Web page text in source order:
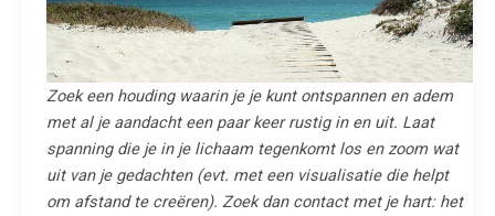
Zoek een houding waarin je je kunt ontspannen en adem
met al je aandacht een paar keer rustig in en uit. Laat
spanning die je in je lichaam tegenkomt los en zoom wat
uit van je gedachten (evt. met een visualisatie die helpt
om afstand te creëren). Zoek dan contact met je hart: het